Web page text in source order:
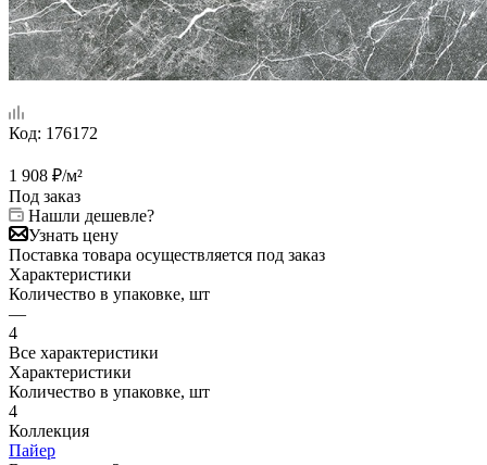
Код: 176172
1 908 ₽/м²
Под заказ
Нашли дешевле?
Узнать цену
Поставка товара осуществляется под заказ
Характеристики
Количество в упаковке, шт
—
4
Все характеристики
Характеристики
Количество в упаковке, шт
4
Коллекция
Пайер